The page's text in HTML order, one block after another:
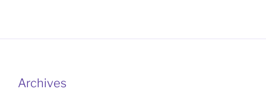
Archives